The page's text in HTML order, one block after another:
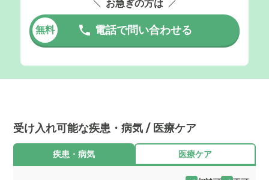
お急ぎの方は
無料 電話で問い合わせる
受け入れ可能な疾患・病気 / 医療ケア
疾患・病気 医療ケア